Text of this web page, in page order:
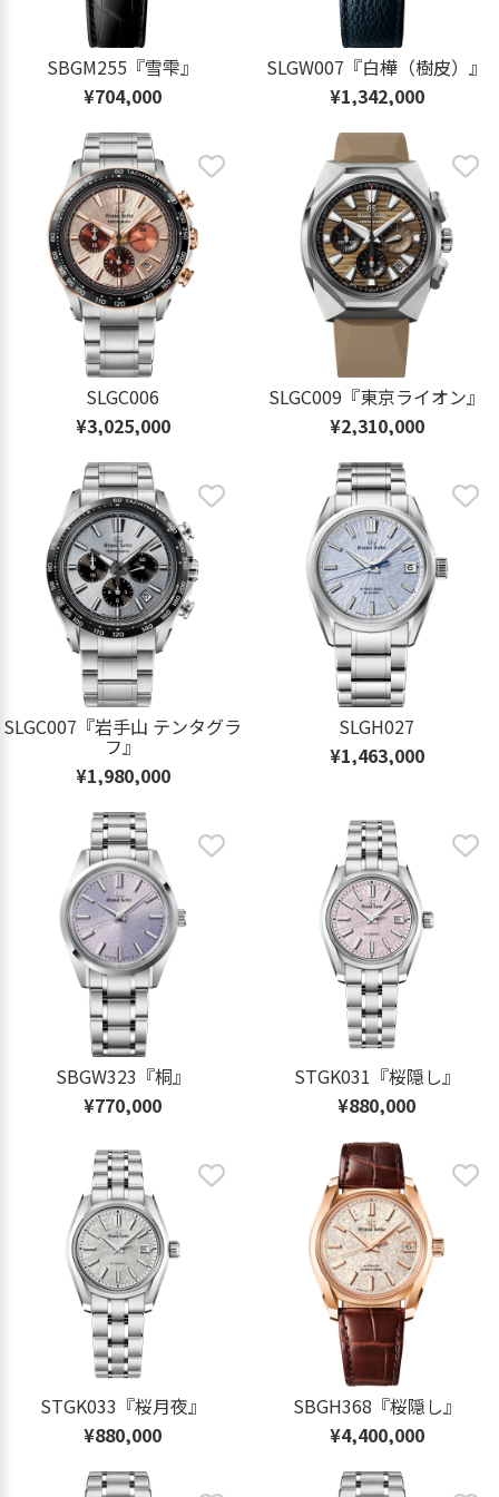
SBGM255『雪雫』
¥704,000
SLGW007『白樺（樹皮）』
¥1,342,000
SLGC006
¥3,025,000
SLGC009『東京ライオン』
¥2,310,000
SLGC007『岩手山 テンタグラ
フ』
¥1,980,000
SLGH027
¥1,463,000
SBGW323『桐』
¥770,000
STGK031『桜隠し』
¥880,000
STGK033『桜月夜』
¥880,000
SBGH368『桜隠し』
¥4,400,000